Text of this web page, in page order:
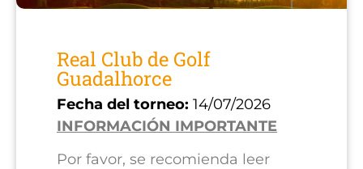
Real Club de Golf
Guadalhorce
Fecha del torneo: 14/07/2026
INFORMACIÓN IMPORTANTE
Por favor, se recomienda leer